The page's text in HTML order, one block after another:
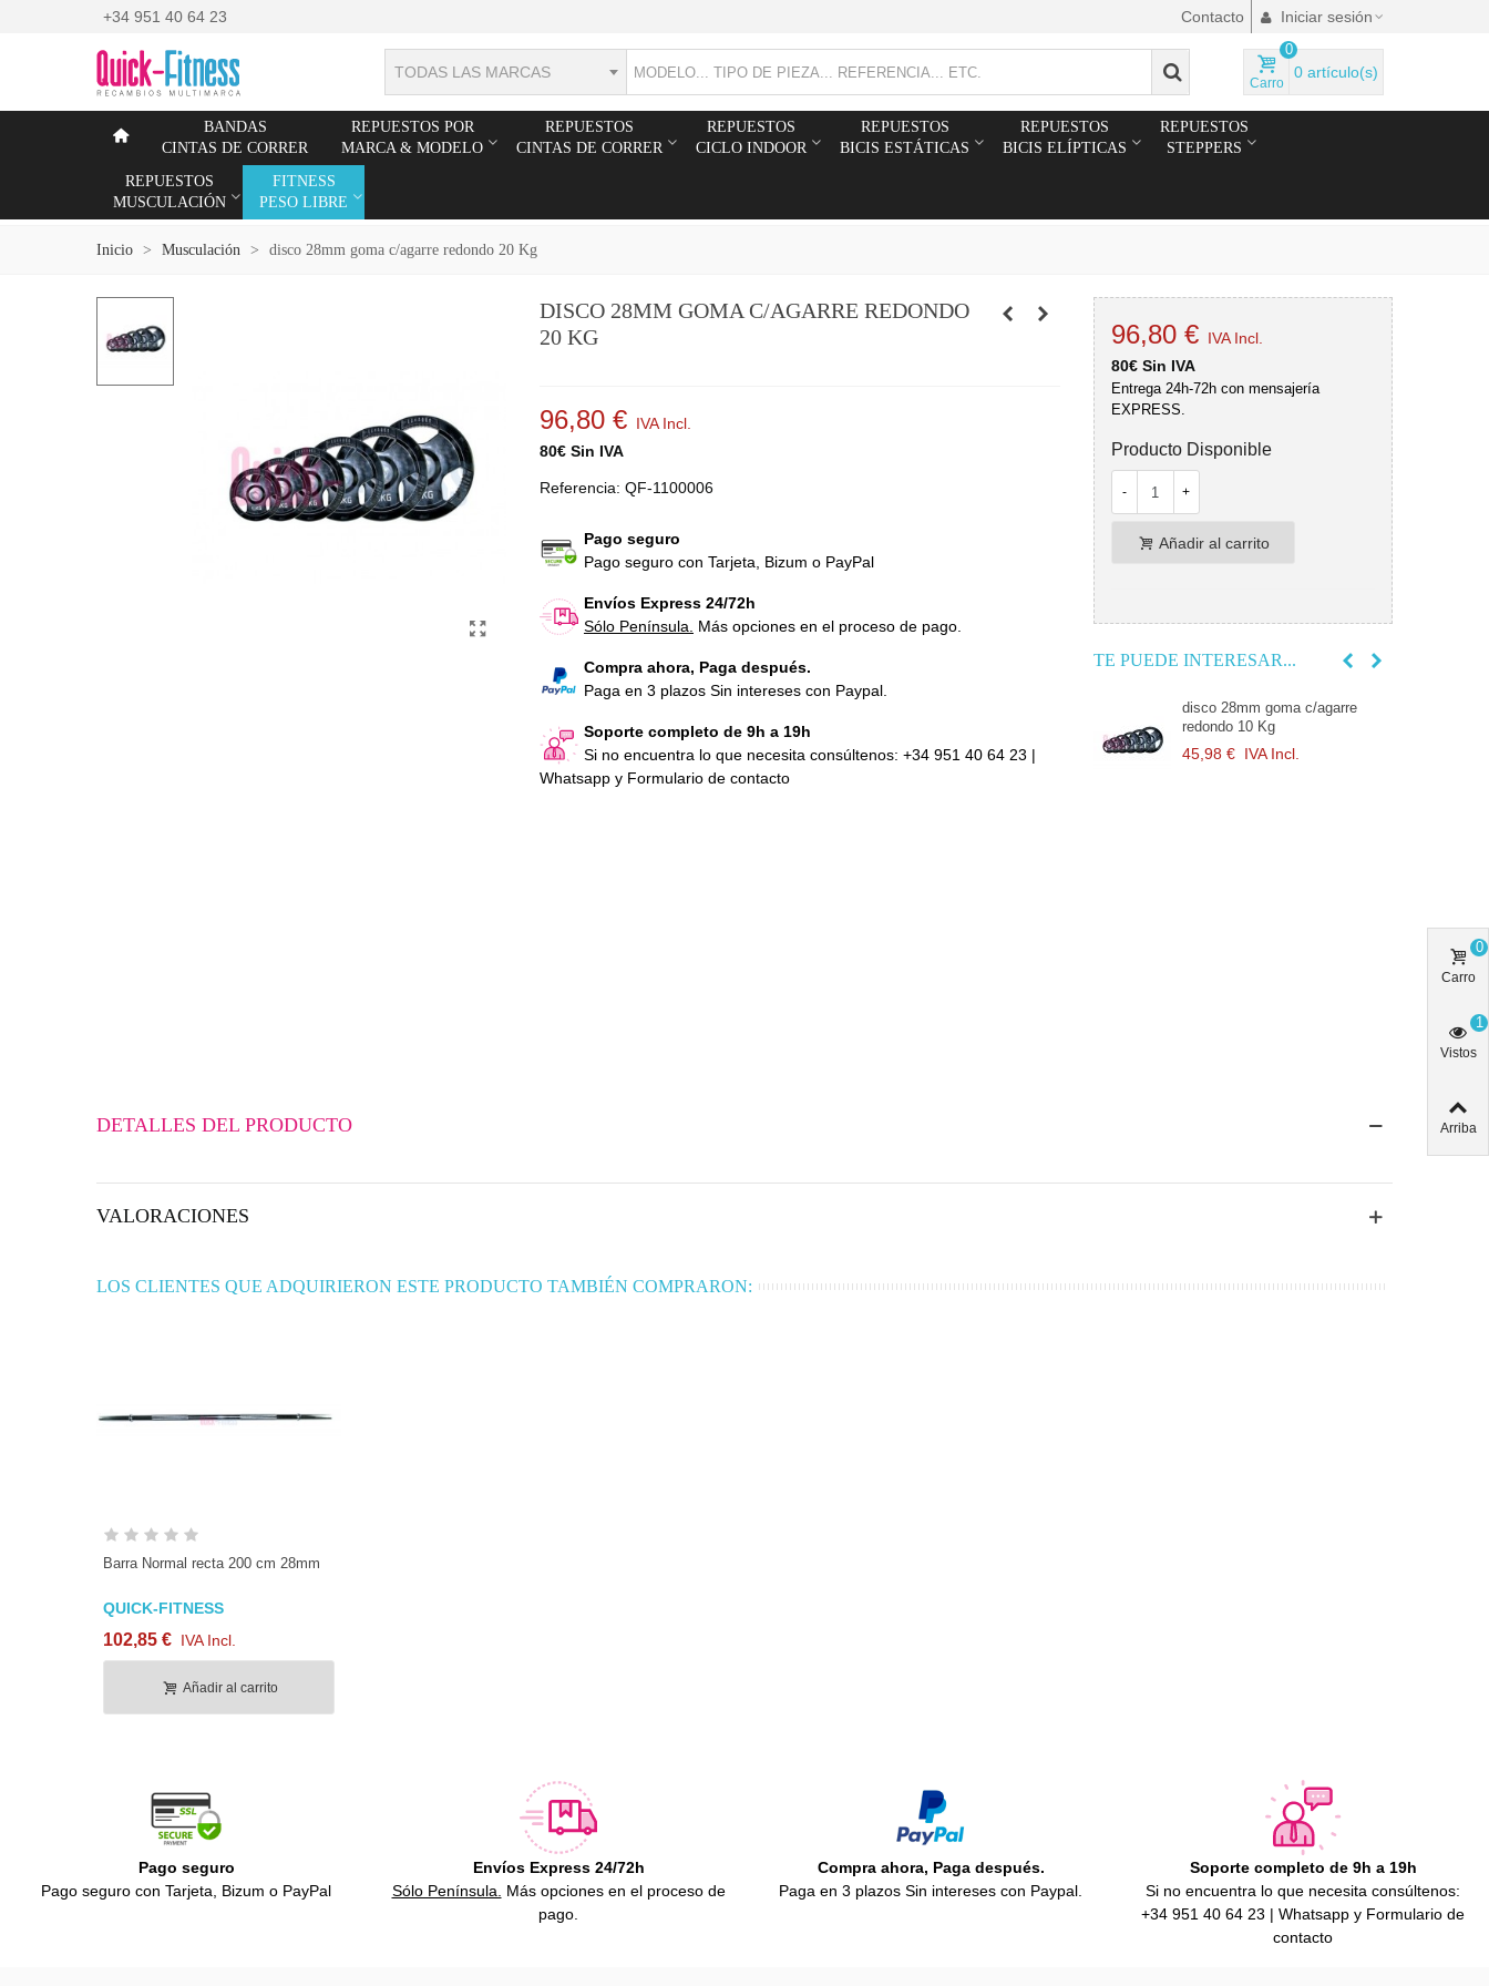
+34 951 40 64 23 Contacto Iniciar sesión
TODAS LAS MARCAS
Carro
0
0 artículo(s)
BANDAS
CINTAS DE CORRER
REPUESTOS POR
MARCA & MODELO
REPUESTOS
CINTAS DE CORRER
REPUESTOS
CICLO INDOOR
REPUESTOS
BICIS ESTÁTICAS
REPUESTOS
BICIS ELÍPTICAS
REPUESTOS
STEPPERS
REPUESTOS
MUSCULACIÓN
FITNESS
PESO LIBRE
Inicio > Musculación > disco 28mm goma c/agarre redondo 20 Kg
DISCO 28MM GOMA C/AGARRE REDONDO
20 KG
96,80 € IVA Incl.
80€ Sin IVA
Referencia: QF-1100006
Pago seguro
Pago seguro con Tarjeta, Bizum o PayPal
Envíos Express 24/72h
Sólo Península.
Más opciones en el proceso de pago.
Compra ahora, Paga después.
Paga en 3 plazos Sin intereses con Paypal.
Soporte completo de 9h a 19h
Si no encuentra lo que necesita consúltenos: +34 951 40 64 23 |
Whatsapp y Formulario de contacto
96,80 € IVA Incl.
80€ Sin IVA
Entrega 24h-72h con mensajería
EXPRESS.
Producto Disponible
- +
Añadir al carrito
TE PUEDE INTERESAR...
redondo 10 Kg
45,98 € IVA Incl. 72,60 € IVA Incl.
disco 28mm goma c/agarre
redondo 10 Kg
45,98 € IVA Incl.
DETALLES DEL PRODUCTO
VALORACIONES
LOS CLIENTES QUE ADQUIRIERON ESTE PRODUCTO TAMBIÉN COMPRARON:
Barra Normal recta 200 cm 28mm
QUICK-FITNESS
102,85 € IVA Incl.
Añadir al carrito
Pago seguro
Pago seguro con Tarjeta, Bizum o PayPal
Envíos Express 24/72h
Sólo Península.
Más opciones en el proceso de
pago.
Compra ahora, Paga después.
Paga en 3 plazos Sin intereses con Paypal.
Soporte completo de 9h a 19h
Si no encuentra lo que necesita consúltenos:
+34 951 40 64 23 | Whatsapp y Formulario de
contacto
Carro
0
Vistos
1
Arriba